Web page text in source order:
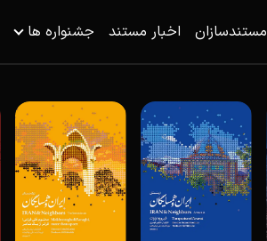
مستندسازان اخبار مستند جشنواره ها